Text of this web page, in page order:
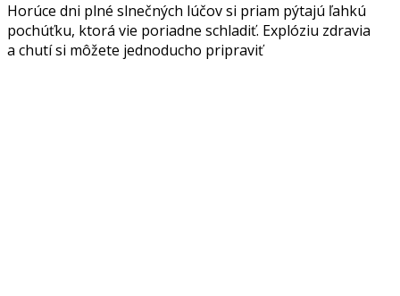
Horúce dni plné slnečných lúčov si priam pýtajú ľahkú
pochúťku, ktorá vie poriadne schladiť. Explóziu zdravia
a chutí si môžete jednoducho pripraviť